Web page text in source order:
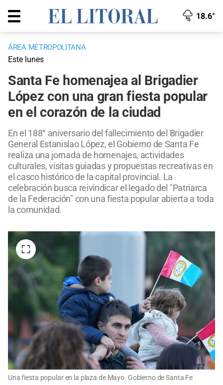
18.6°
ÁREA METROPOLITANA
Este lunes
Santa Fe homenajea al Brigadier
López con una gran fiesta popular
en el corazón de la ciudad
En el 188° aniversario del fallecimiento del Brigadier
General Estanislao López, el Gobierno de Santa Fe
realiza una jornada de homenajes, actividades
culturales, visitas guiadas y propuestas recreativas en
el casco histórico de la capital provincial. La
celebración busca reivindicar el legado del "Patriarca
de la Federación" con una fiesta popular abierta a toda
la comunidad.
Una fiesta popular en la plaza de Mayo. Gobierno de Santa Fe